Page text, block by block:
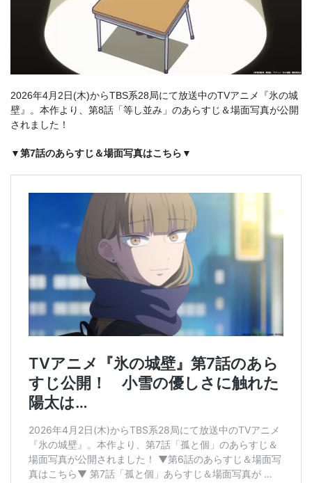
2026年4月2日(木)からTBS系28局にて放送中のTVアニメ『氷の城
壁』。本作より、第8話「等し並み」のあらすじ＆場面写真が公開
されました！
▼第7話のあらすじ＆場面写真はこちら▼